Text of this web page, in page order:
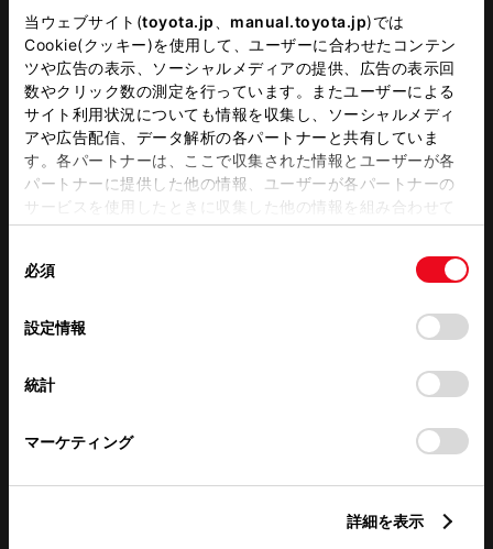
当ウェブサイト(toyota.jp manual.toyota.jp)では
Cookie(クッキー)を使用して、ユーザーに合わせたコンテン
ツや広告の表示、ソーシャルメディアの提供、広告の表示回
数やクリック数の測定を行っています。またユーザーによる
サイト利用状況についても情報を収集し、ソーシャルメディ
アや広告配信、データ解析の各パートナーと共有していま
す。各パートナーは、ここで収集された情報とユーザーが各
パートナーに提供した他の情報、ユーザーが各パートナーの
サービスを使用したときに収集した他の情報を組み合わせて
使用することがあります。当ウェブサイトの使用を続行する
デバイスにすべてのCookie(クッキー)が保存されることに同
意したことになります。Cookie(クッキー)のオプトアウト、
設定の変更、同意を撤回したりするにあたっては、当社の
「Cookie（クッキー）情報の取り扱いについて
」をご覧くだ
必須
設定情報
統計
マーケティング
詳細を表示
営業日カレンダー